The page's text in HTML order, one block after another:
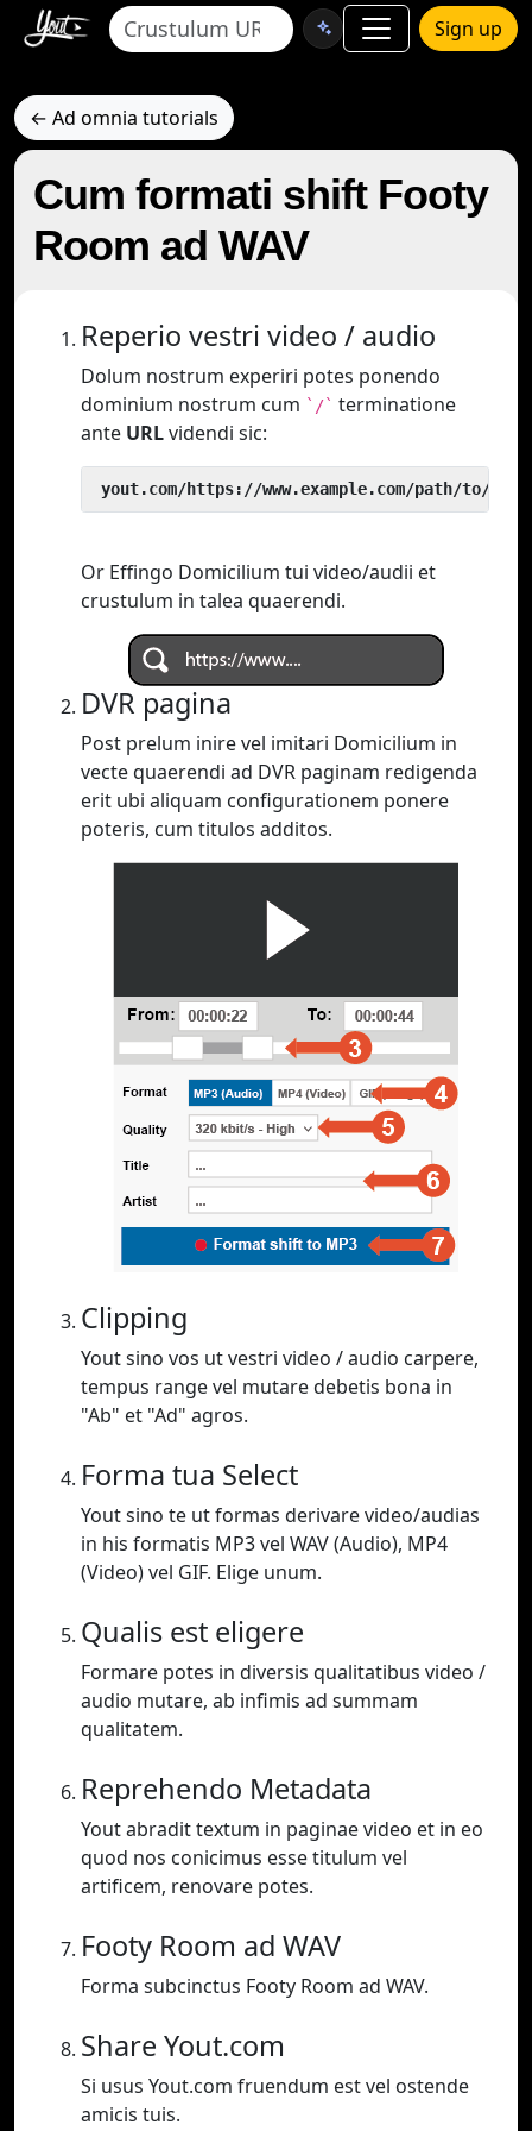
Sign up
← Ad omnia tutorials
Cum formati shift Footy
Room ad WAV
Reperio vestri video / audio
Dolum nostrum experiri potes ponendo
dominium nostrum cum `/` terminatione
ante URLvidendi sic:
yout.com/https://www.example.com/path/to/
Or Effingo Domicilium tui video/audii et
crustulum in talea quaerendi.
DVR pagina
Post prelum inire vel imitari Domicilium in
vecte quaerendi ad DVR paginam redigenda
erit ubi aliquam configurationem ponere
poteris, cum titulos additos.
Clipping
Yout sino vos ut vestri video / audio carpere,
tempus range vel mutare debetis bona in
"Ab" et "Ad" agros.
Forma tua Select
Yout sino te ut formas derivare video/audias
in his formatis MP3 vel WAV (Audio), MP4
(Video) vel GIF. Elige unum.
Qualis est eligere
Formare potes in diversis qualitatibus video /
audio mutare, ab infimis ad summam
qualitatem.
Reprehendo Metadata
Yout abradit textum in paginae video et in eo
quod nos conicimus esse titulum vel
artificem, renovare potes.
Footy Room ad WAV
Forma subcinctus Footy Room ad WAV.
Share Yout.com
Si usus Yout.com fruendum est vel ostende
amicis tuis.